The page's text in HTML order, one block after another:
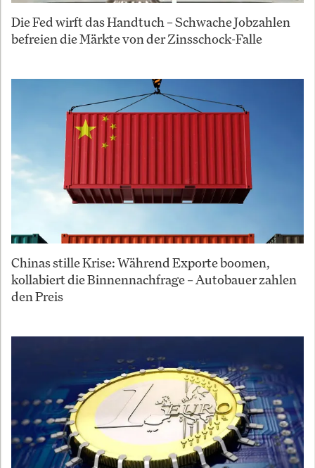
Die Fed wirft das Handtuch – Schwache Jobzahlen
befreien die Märkte von der Zinsschock-Falle
Chinas stille Krise: Während Exporte boomen,
kollabiert die Binnennachfrage – Autobauer zahlen
den Preis